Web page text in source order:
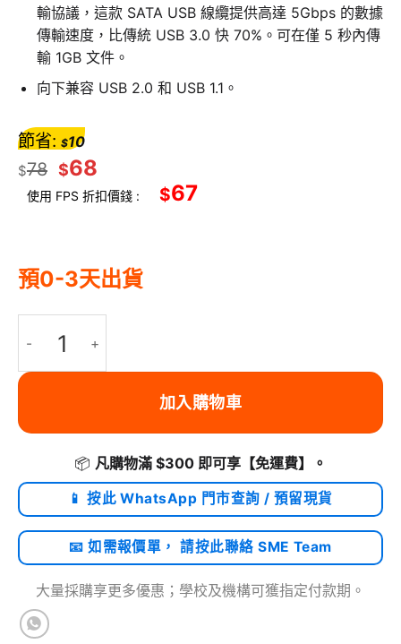
輸協議，這款 SATA USB 線纜提供高達 5Gbps 的數據
傳輸速度，比傳統 USB 3.0 快 70%。可在僅 5 秒內傳
輸 1GB 文件。
向下兼容 USB 2.0 和 USB 1.1。
$78 $68
節省: $10
使用 FPS 折扣價錢 : $67
預0-3天出貨
加入購物車
📦 凡購物滿 $300 即可享 【免運費】 。
📱 按此 WhatsApp 門市查詢 / 預留現貨
📧 如需報價單， 請按此聯絡 SME Team
大量採購享更多優惠；學校及機構可獲指定付款期。